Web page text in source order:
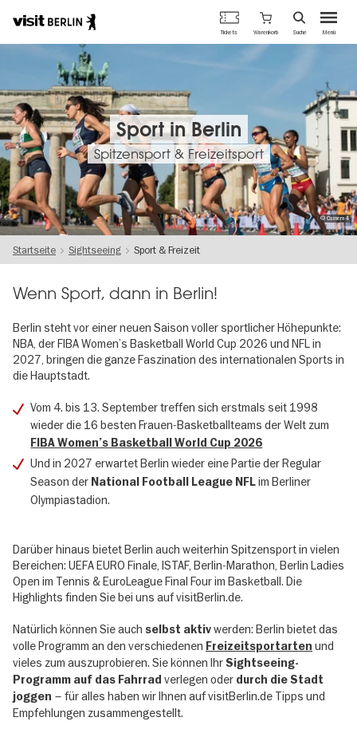
Berlins
offizielles
Tourismusportal
Menü
Tickets Warenkorb Suche
Sport in Berlin
Spitzensport & Freizeitsport
© Camera4
Startseite Sightseeing Sport & Freizeit
Wenn Sport, dann in Berlin!
Berlin steht vor einer neuen Saison voller sportlicher Höhepunkte:
NBA, der FIBA Women’s Basketball World Cup 2026 und NFL in
2027, bringen die ganze Faszination des internationalen Sports in
die Hauptstadt.
Vom 4. bis 13. September treffen sich erstmals seit 1998
wieder die 16 besten Frauen-Basketballteams der Welt zum
FIBA Women’s Basketball World Cup 2026
Und in 2027 erwartet Berlin wieder eine Partieder Regular
Season der National Football League NFLim Berliner
Olympiastadion.
Darüber hinaus bietet Berlin auch weiterhin Spitzensport in vielen
Bereichen: UEFA EURO Finale, ISTAF, Berlin-Marathon, Berlin Ladies
Open im Tennis & EuroLeague Final Four im Basketball. Die
Highlights finden Sie bei uns auf visitBerlin.de.
Natürlich können Sie auch selbst aktivwerden: Berlin bietet das
volle Programm an den verschiedenen Freizeitsportarten und
vieles zum auszuprobieren. Sie können IhrSightseeing-
Programm auf das Fahrrad verlegen oder durch die Stadt
joggen – für alles haben wir Ihnen auf visitBerlin.de Tipps und
Empfehlungen zusammengestellt.